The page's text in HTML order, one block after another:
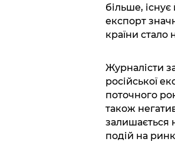
більше,
експорт
країни
Журналісти
російської
поточного
також
залишається
подій на